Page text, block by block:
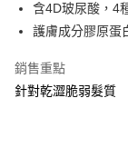
Google Pay
相關說明
【關於「AFTEE先享
含4D玻尿酸，4
護膚成分膠原蛋
銷售重點
針對乾澀脆弱髮質